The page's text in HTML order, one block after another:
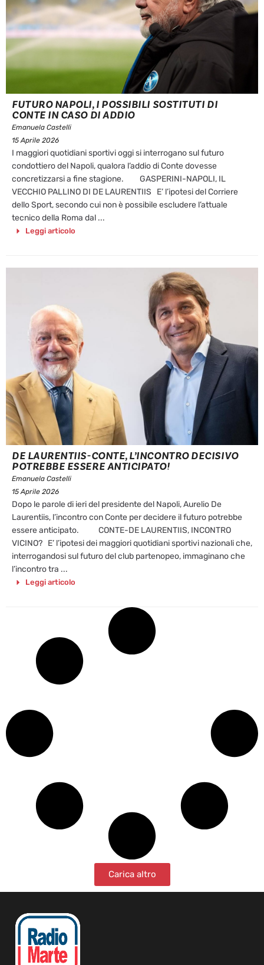
FUTURO NAPOLI, I POSSIBILI SOSTITUTI DI
CONTE IN CASO DI ADDIO
Emanuela Castelli
15 Aprile 2026
I maggiori quotidiani sportivi oggi si interrogano sul futuro
condottiero del Napoli, qualora l’addio di Conte dovesse
concretizzarsi a fine stagione. GASPERINI-NAPOLI, IL
VECCHIO PALLINO DI DE LAURENTIIS E’ l’ipotesi del Corriere
dello Sport, secondo cui non è possibile escludere l’attuale
tecnico della Roma dal ...
Leggi articolo
DE LAURENTIIS-CONTE, L’INCONTRO DECISIVO
POTREBBE ESSERE ANTICIPATO!
Emanuela Castelli
15 Aprile 2026
Dopo le parole di ieri del presidente del Napoli, Aurelio De
Laurentiis, l’incontro con Conte per decidere il futuro potrebbe
essere anticipato. CONTE-DE LAURENTIIS, INCONTRO
VICINO? E’ l’ipotesi dei maggiori quotidiani sportivi nazionali che,
interrogandosi sul futuro del club partenopeo, immaginano che
l’incontro tra ...
Leggi articolo
Carica altro